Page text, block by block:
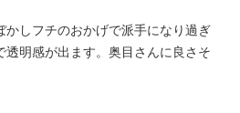
かしフチのおかげで派手になり過ぎ
明感が出ます。奥目さんに良さそ